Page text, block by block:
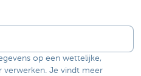
op een wettelijke,
verwerken. Je vindt meer